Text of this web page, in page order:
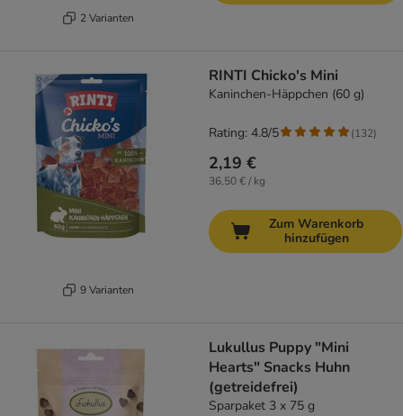
2 Varianten
9 Varianten
RINTI Chicko's Mini
Kaninchen-Häppchen (60 g)
2,19 €
36,50 € / kg
Rating: 4.8/5 (132)
Zum Warenkorb
hinzufügen
Lukullus Puppy "Mini
Hearts" Snacks Huhn
(getreidefrei)
Sparpaket 3 x 75 g